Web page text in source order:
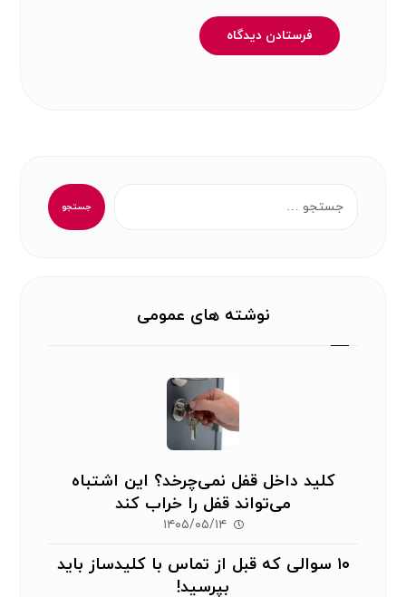
فرستادن دیدگاه
جستجو
نوشته های عمومی
کلید داخل قفل نمی‌چرخد؟ این اشتباه
می‌تواند قفل را خراب کند
۱۴۰۵/۰۵/۱۴
۱۰ سوالی که قبل از تماس با کلیدساز باید
بپرسید!